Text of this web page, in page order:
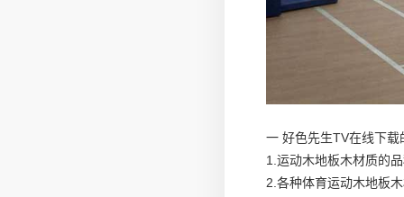
一 好色先生TV在线下载
1.运动木地板木材质的
2.各种体育运动木地板